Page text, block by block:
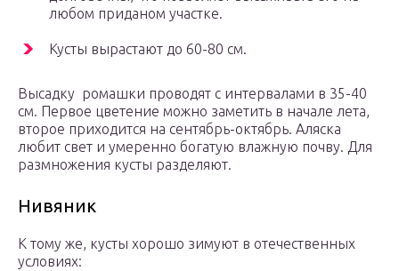
любом приданом участке.
Кусты вырастают до 60-80 см.
Высадку ромашки проводят с интервалами в 35-40
см. Первое цветение можно заметить в начале лета,
второе приходится на сентябрь-октябрь. Аляска
любит свет и умеренно богатую влажную почву. Для
размножения кусты разделяют.
Нивяник
К тому же, кусты хорошо зимуют в отечественных
условиях: